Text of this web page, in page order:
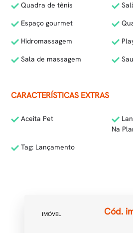
Quadra de tênis
Espaço gourmet
Hidromassagem
Sala de massagem
CARACTERÍSTICAS EXTRAS
Aceita Pet
Na
Tag: Lançamento
IMÓVEL Cód.